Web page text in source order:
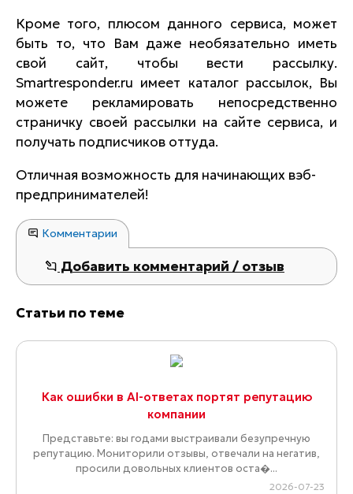
Кроме того, плюсом данного сервиса, может
быть то, что Вам даже необязательно иметь
свой сайт, чтобы вести рассылку.
Smartresponder.ru имеет каталог рассылок, Вы
можете рекламировать непосредственно
страничку своей рассылки на сайте сервиса, и
получать подписчиков оттуда.
Отличная возможность для начинающих вэб-
предпринимателей!
Комментарии
Добавить комментарий / отзыв
Статьи по теме
Как ошибки в AI-ответах портят репутацию
компании
Представьте: вы годами выстраивали безупречную
репутацию. Мониторили отзывы, отвечали на негатив,
просили довольных клиентов оста�...
2026-07-23